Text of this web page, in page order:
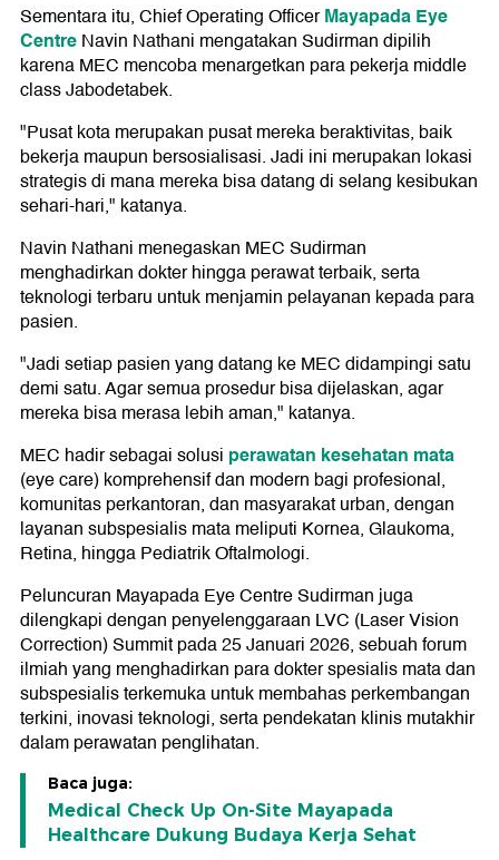
Sementara itu, Chief Operating OfficerMayapada Eye
CentreNavin Nathani mengatakan Sudirman dipilih
karena MEC mencoba menargetkan para pekerja middle
class Jabodetabek.
"Pusat kota merupakan pusat mereka beraktivitas, baik
bekerja maupun bersosialisasi. Jadi ini merupakan lokasi
strategis di mana mereka bisa datang di selang kesibukan
sehari-hari," katanya.
Navin Nathani menegaskan MEC Sudirman
menghadirkan dokter hingga perawat terbaik, serta
teknologi terbaru untuk menjamin pelayanan kepada para
pasien.
"Jadi setiap pasien yang datang ke MEC didampingi satu
demi satu. Agar semua prosedur bisa dijelaskan, agar
mereka bisa merasa lebih aman," katanya.
MEC hadir sebagai solusi perawatan kesehatan mata
(eye care) komprehensif dan modern bagi profesional,
komunitas perkantoran, dan masyarakat urban, dengan
layanan subspesialis mata meliputi Kornea, Glaukoma,
Retina, hingga Pediatrik Oftalmologi.
Peluncuran Mayapada Eye Centre Sudirman juga
dilengkapi dengan penyelenggaraan LVC (Laser Vision
Correction) Summit pada 25 Januari 2026, sebuah forum
ilmiah yang menghadirkan para dokter spesialis mata dan
subspesialis terkemuka untuk membahas perkembangan
terkini, inovasi teknologi, serta pendekatan klinis mutakhir
dalam perawatan penglihatan.
Baca juga:
Medical Check Up On-Site Mayapada
Healthcare Dukung Budaya Kerja Sehat